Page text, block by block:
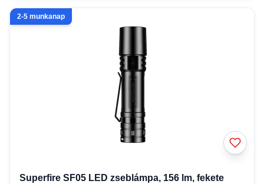
2-5 munkanap
Superfire SF05 LED zseblámpa, 156 lm, fekete